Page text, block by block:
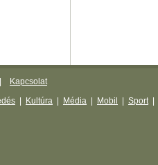
Kapcsolat
Kultúra Média Mobil Sport|